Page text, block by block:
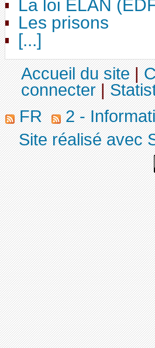
La loi ELAN
Les prisons
[...]
Accueil du site|
connecter|
FR
2 -
Site réalisé avec